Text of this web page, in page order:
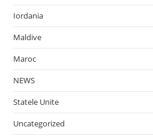
Iordania
Maldive
Maroc
NEWS
Statele Unite
Uncategorized